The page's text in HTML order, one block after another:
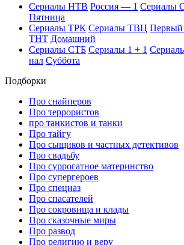
Се­риа­лы НТВ Рос­сия — 1 Се­риа­лы
Пят­ни­ца
Се­риа­лы ТРК Се­риа­лы ТВЦ Пер­вый
ТНТ До­маш­ний
Се­риа­лы СТБ Се­риа­лы 1 + 1
нал Суб­бо­та
Подборки
Про снайперов
Про террористов
про танкистов и танки
Про тайгу
Про сыщиков и частных детективов
Про свадьбу
Про суррогатное материнство
Про супергероев
Про спецназ
Про спасателей
Про сокровища и клады
Про сказочные миры
Про развод
Про религию и веру